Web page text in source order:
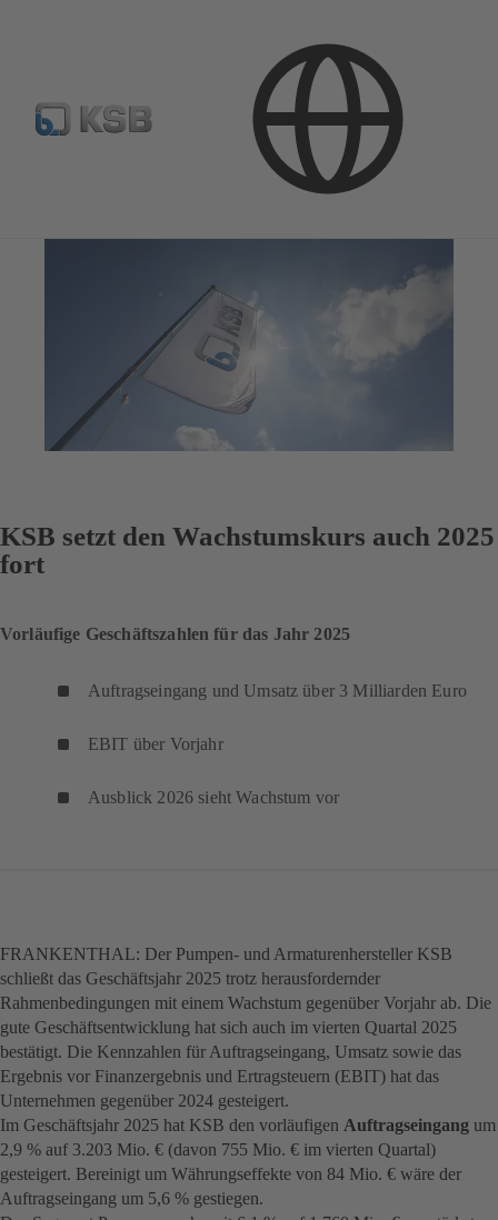
Pressemitteilungen
KSB setzt den Wachstumskurs auch 2025
fort
Vorläufige Geschäftszahlen für das Jahr 2025
Auftragseingang und Umsatz über 3 Milliarden Euro
EBIT über Vorjahr
Ausblick 2026 sieht Wachstum vor
FRANKENTHAL: Der Pumpen- und Armaturenhersteller KSB
schließt das Geschäftsjahr 2025 trotz herausfordernder
Rahmenbedingungen mit einem Wachstum gegenüber Vorjahr ab. Die
gute Geschäftsentwicklung hat sich auch im vierten Quartal 2025
bestätigt. Die Kennzahlen für Auftragseingang, Umsatz sowie das
Ergebnis vor Finanzergebnis und Ertragsteuern (EBIT) hat das
Unternehmen gegenüber 2024 gesteigert.
Im Geschäftsjahr 2025 hat KSB den vorläufigen Auftragseingang um
2,9 % auf 3.203 Mio. € (davon 755 Mio. € im vierten Quartal)
gesteigert. Bereinigt um Währungseffekte von 84 Mio. € wäre der
Auftragseingang um 5,6 % gestiegen.